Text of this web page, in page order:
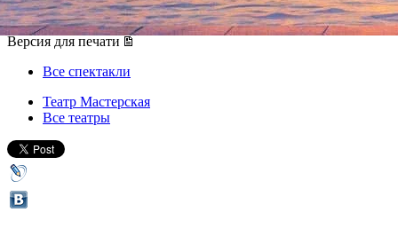
27 октября 2017, пятница,19.30
Версия для печати
Все спектакли
Театр Мастерская
Все театры